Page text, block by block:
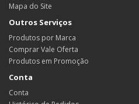
Mapa do Site
Outros Serviços
Produtos por Marca
Comprar Vale Oferta
Produtos em Promoção
Conta
Conta